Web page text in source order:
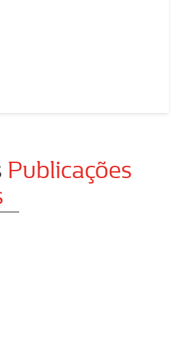
Publicações